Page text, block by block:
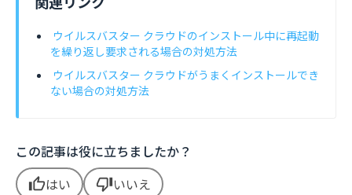
ウイルスバスター クラウドのインストール中に再起動
を繰り返し要求される場合の対処方法
ウイルスバスター クラウドがうまくインストールでき
ない場合の対処方法
この記事は役に立ちましたか？
thumb_upはい thumb_downいいえ